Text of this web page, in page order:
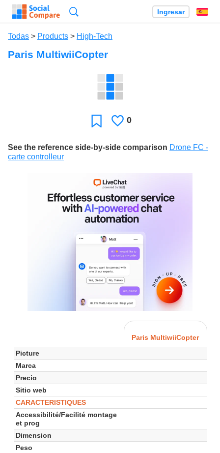
Ingresar
Todas > Products > High-Tech
Paris MultiwiiCopter
Favoritos
Le
0
See the reference side-by-side comparison Drone FC -
carte controlleur
Paris MultiwiiCopter
Picture
Marca
Precio
Sitio web
CARACTERISTIQUES
Accessibilité/Facilité montage
et prog
Dimension
Peso